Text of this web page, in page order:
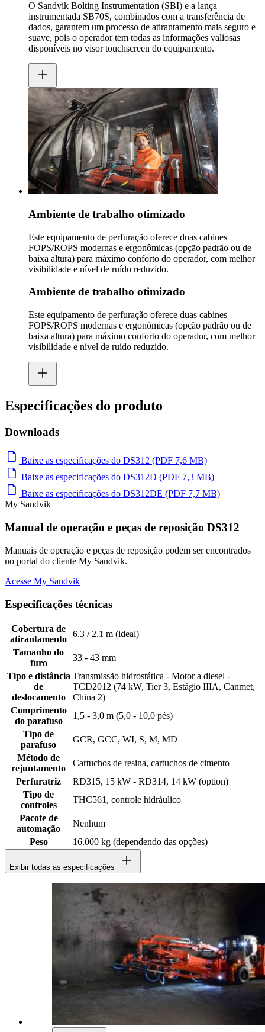
O Sandvik Bolting Instrumentation (SBI) e a lança
instrumentada SB70S, combinados com a transferência de
dados, garantem um processo de atirantamento mais seguro e
suave, pois o operador tem todas as informações valiosas
disponíveis no visor touchscreen do equipamento.
Ambiente de trabalho otimizado
Este equipamento de perfuração oferece duas cabines
FOPS/ROPS modernas e ergonômicas (opção padrão ou de
baixa altura) para máximo conforto do operador, com melhor
visibilidade e nível de ruído reduzido.
Ambiente de trabalho otimizado
Este equipamento de perfuração oferece duas cabines
FOPS/ROPS modernas e ergonômicas (opção padrão ou de
baixa altura) para máximo conforto do operador, com melhor
visibilidade e nível de ruído reduzido.
Especificações do produto
Downloads
Baixe as especificações do DS312 (PDF 7,6 MB)
Baixe as especificações do DS312D (PDF 7,3 MB)
Baixe as especificações do DS312DE (PDF 7,7 MB)
My Sandvik
Manual de operação e peças de reposição DS312
Manuais de operação e peças de reposição podem ser encontrados
no portal do cliente My Sandvik.
Acesse My Sandvik
Especificações técnicas
Cobertura de
atirantamento
6.3 / 2.1 m (ideal)
Tamanho do
furo
33 - 43 mm
Tipo e distância
de
deslocamento
Transmissão hidrostática - Motor a diesel -
TCD2012 (74 kW, Tier 3, Estágio IIIA, Canmet,
China 2)
Comprimento
do parafuso
1,5 - 3,0 m (5,0 - 10,0 pés)
Tipo de
parafuso
GCR, GCC, WI, S, M, MD
Método de
rejuntamento
Cartuchos de resina, cartuchos de cimento
Perfuratriz
RD315, 15 kW - RD314, 14 kW (option)
Tipo de
controles
THC561, controle hidráulico
Pacote de
automação
Nenhum
Peso
16.000 kg (dependendo das opções)
Exibir todas as especificações